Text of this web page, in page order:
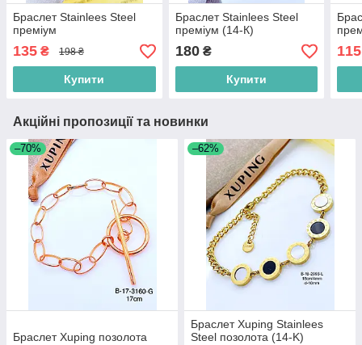
Браслет Stainlees Steel
преміум
135 ₴ 198 ₴
Купити
Браслет Stainlees Steel
преміум (14-К)
180₴
Купити
115
Акційні пропозиції та новинки
–70%
Браслет Xuping позолота
–62%
Браслет Xuping Stainlees
Steel позолота (14-K)